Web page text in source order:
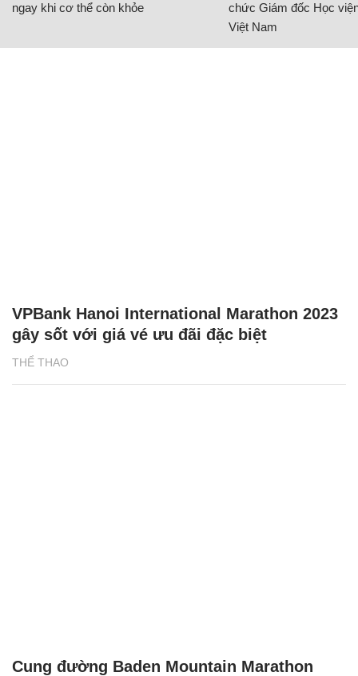
ngay khi cơ thể còn khỏe
chức Giám đốc Học
Việt Nam
THỂ THAO
VPBank Hanoi International Marathon 2023
gây sốt với giá vé ưu đãi đặc biệt
Cung đường Baden Mountain Marathon